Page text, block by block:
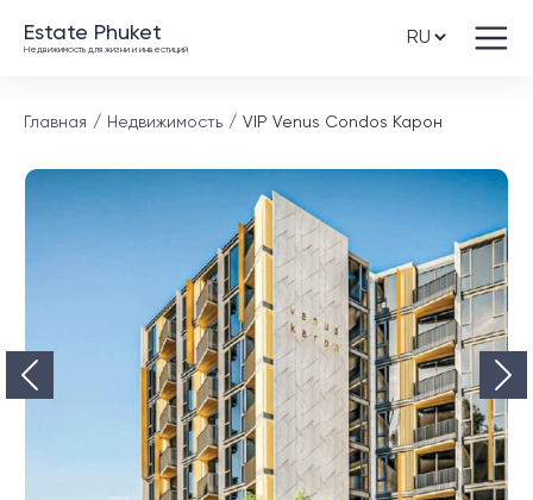
Estate Phuket
Недвижимость для жизни и инвестиций
Главная Недвижимость VIP Venus Condos Карон